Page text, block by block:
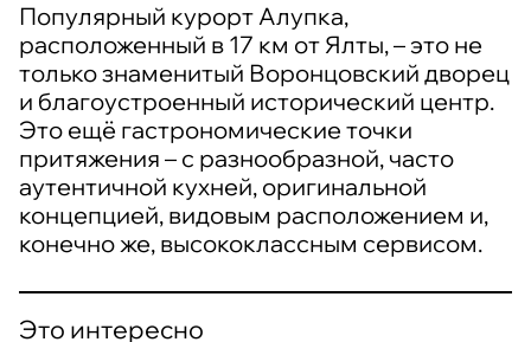
Популярный курорт Алупка,
расположенный в 17 км от Ялты, – это не
только знаменитый Воронцовский дворец
и благоустроенный исторический центр.
Это ещё гастрономические точки
притяжения – с разнообразной, часто
аутентичной кухней, оригинальной
концепцией, видовым расположением и,
конечно же, высококлассным сервисом.
Это интересно